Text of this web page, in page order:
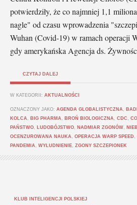
potwierdziły, że co najmniej 1,1
nagle" od czasu wprowadzenia
Wuhan (Covid-19) w ramach operacji
gdy amerykańska Agencja ds.
CZYTAJ DALEJ
W KATEGORII: AKTUALNOŚCI
OZNACZONY JAKO: AGENDA GLOBALISTYCZNA
KOLCA
BIG PHARMA BROŃ BIOLOGICZNA CDC
PAŃSTWO
LUDOBÓJSTWO NADMIAR ZGONÓW
OCENZUROWANA NAUKA
OPERACJA WARP SPEED
PANDEMIA
WYLUDNIENIE ZGONY SZCZEPIONEK
KLUB INTELIGENCJI POLSKIEJ